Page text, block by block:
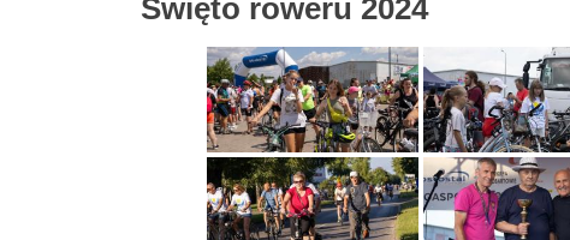
Święto roweru 2024